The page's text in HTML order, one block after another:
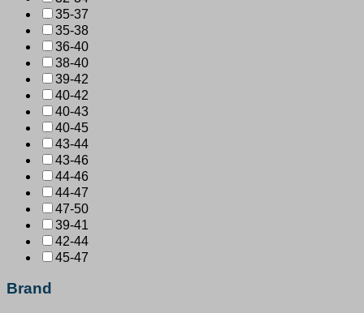
35-37
35-38
36-40
38-40
39-42
40-42
40-43
40-45
43-44
43-46
44-46
44-47
47-50
39-41
42-44
45-47
Brand